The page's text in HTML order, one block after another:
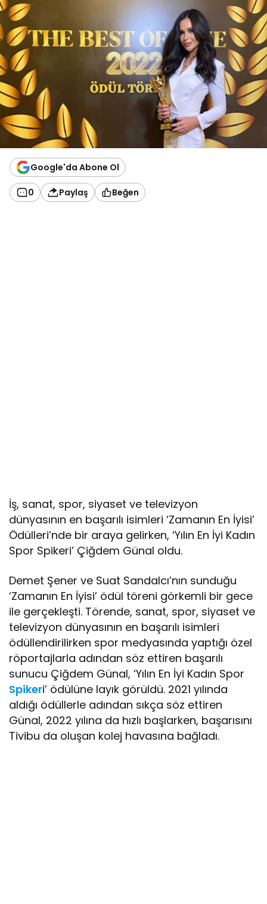
Google'da Abone Ol
0 Paylaş Beğen
İş, sanat, spor, siyaset ve televizyon
dünyasının en başarılı isimleri ‘Zamanın En İyisi’
Ödülleri’nde bir araya gelirken, ‘Yılın En İyi Kadın
Spor Spikeri’ Çiğdem Günal oldu.
Demet Şener ve Suat Sandalcı’nın sunduğu
‘Zamanın En İyisi’ ödül töreni görkemli bir gece
ile gerçekleşti. Törende, sanat, spor, siyaset ve
televizyon dünyasının en başarılı isimleri
ödüllendirilirken spor medyasında yaptığı özel
röportajlarla adından söz ettiren başarılı
sunucu Çiğdem Günal, ‘Yılın En İyi Kadın Spor
Spikeri’ ödülüne layık görüldü. 2021 yılında
aldığı ödüllerle adından sıkça söz ettiren
Günal, 2022 yılına da hızlı başlarken, başarısını
Tivibu da oluşan kolej havasına bağladı.